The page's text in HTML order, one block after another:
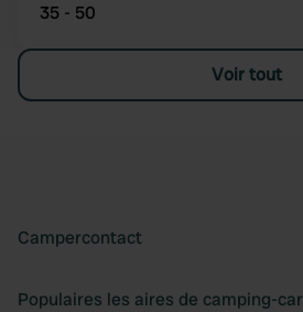
35 - 50
Voir tout
Campercontact
Populaires les aires de camping-car